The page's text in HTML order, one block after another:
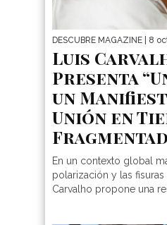
DESCUBRE MAGAZINE | 8
Luis
Presenta
un
Unión en
En un contexto global
polarización y las fisuras
Carvalho propone una